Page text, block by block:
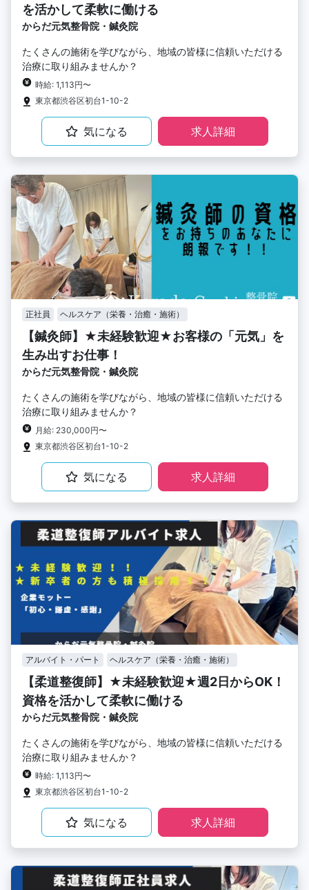
を活かして柔軟に働ける
からだ元気整骨院・鍼灸院
たくさんの施術を学びながら、地域の皆様に信頼いただける
治療に取り組みませんか？
時給: 1,113円〜
東京都渋谷区初台1-10-2
気になる 求人詳細
正社員 ヘルスケア（栄養・治癒・施術）
【鍼灸師】★未経験歓迎★お客様の「元気」を
生み出すお仕事！
からだ元気整骨院・鍼灸院
たくさんの施術を学びながら、地域の皆様に信頼いただける
治療に取り組みませんか？
月給: 230,000円〜
東京都渋谷区初台1-10-2
気になる 求人詳細
アルバイト・パート ヘルスケア（栄養・治癒・施術）
【柔道整復師】★未経験歓迎★週2日からOK！
資格を活かして柔軟に働ける
からだ元気整骨院・鍼灸院
たくさんの施術を学びながら、地域の皆様に信頼いただける
治療に取り組みませんか？
時給: 1,113円〜
東京都渋谷区初台1-10-2
気になる 求人詳細